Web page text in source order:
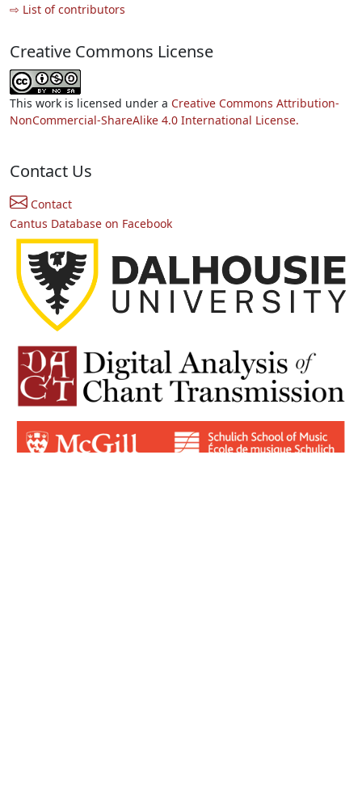
⇨ List of contributors
Creative Commons License
This work is licensed under a Creative Commons Attribution-
NonCommercial-ShareAlike 4.0 International License.
Contact Us
Contact
Cantus Database on Facebook